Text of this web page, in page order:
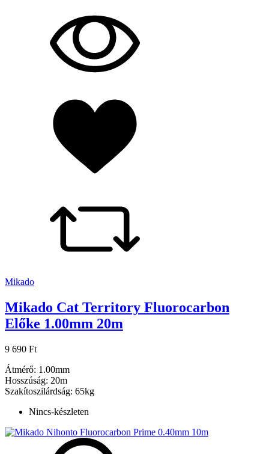
Mikado
Mikado Cat Territory Fluorocarbon
Előke 1.00mm 20m
9 690 Ft
Átmérő: 1.00mm
Hosszúság: 20m
Szakítoszilárdság: 65kg
Nincs-készleten